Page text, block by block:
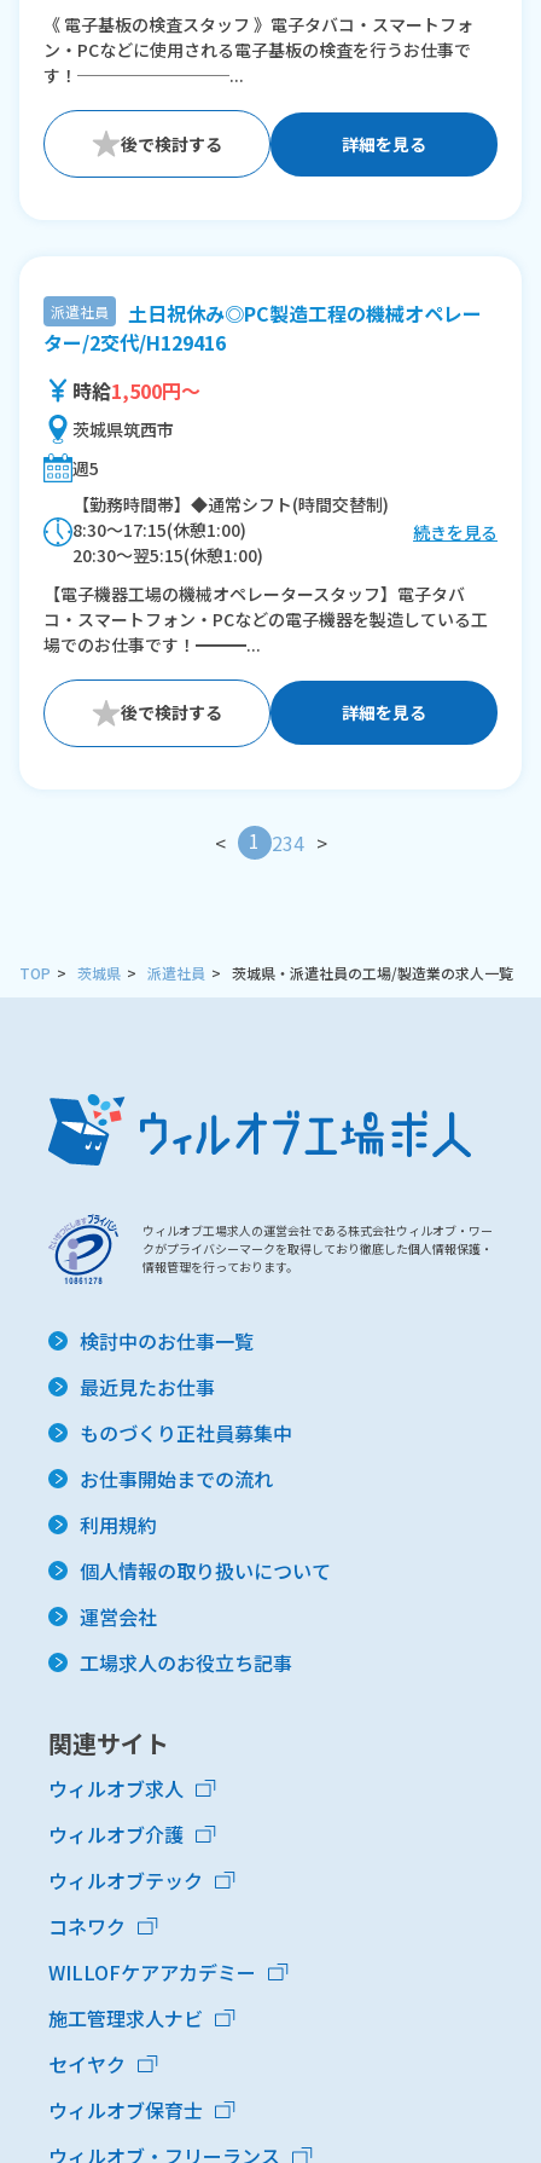
※残業：10〜20時間程度/月
《 電子基板の検査スタッフ 》電子タバコ・スマートフォ
ン・PCなどに使用される電子基板の検査を行うお仕事で
す！─────────...
詳細を見る
派遣社員
土日祝休み◎PC製造工程の機械オペレー
ター/2交代/H129416
時給1,500円～
茨城県筑西市
週5
【勤務時間帯】◆通常シフト(時間交替制)
8:30〜17:15(休憩1:00)
20:30〜翌5:15(休憩1:00)
※残業：10〜20時間程度/月
続きを見る
【電子機器工場の機械オペレータースタッフ】電子タバ
コ・スマートフォン・PCなどの電子機器を製造している工
場でのお仕事です！━━━...
詳細を見る
< 1 234 >
TOP 茨城県 派遣社員 茨城県・派遣社員の工場/製造業の求人一覧
ウィルオブ工場求人の運営会社である株式会社ウィルオブ・ワー
クがプライバシーマークを取得しており徹底した個人情報保護・
情報管理を行っております。
検討中のお仕事一覧
最近見たお仕事
ものづくり正社員募集中
お仕事開始までの流れ
利用規約
個人情報の取り扱いについて
運営会社
工場求人のお役立ち記事
関連サイト
ウィルオブ求人
ウィルオブ介護
ウィルオブテック
コネワク
WILLOFケアアカデミー
施工管理求人ナビ
セイヤク
ウィルオブ保育士
ウィルオブ・フリーランス